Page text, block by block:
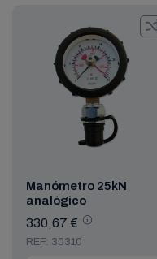
Manómetro 25kN
analógico
330,67 €
REF: 30310